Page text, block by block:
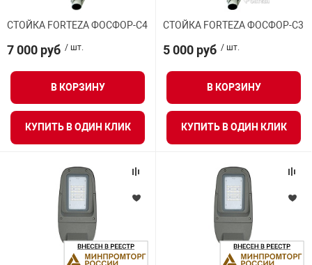
СТОЙКА FORTEZA ФОСФОР-С4
7 000 руб / шт.
В КОРЗИНУ
КУПИТЬ В ОДИН КЛИК
СТОЙКА FORTEZA ФОСФОР-С3
5 000 руб / шт.
В КОРЗИНУ
КУПИТЬ В ОДИН КЛИК